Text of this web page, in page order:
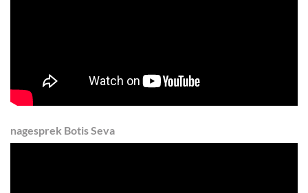
nagesprek Botis Seva